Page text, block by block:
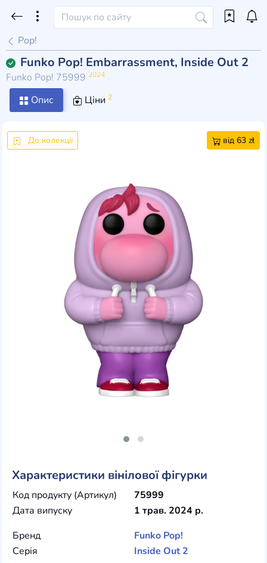
Pop!
Funko Pop! Embarrassment, Inside Out 2
Funko Pop! 75999 2024
Опис Ціни 2
До колекції від 63 zł
Характеристики вінілової фігурки
Код продукту (Артикул)
75999
Дата випуску
1 трав. 2024 р.
Бренд
Funko Pop!
Серія
Inside Out 2